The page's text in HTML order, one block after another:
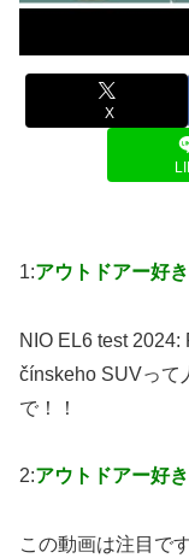
X
1:アウトドアー好き
NIO EL6 test
čínskeho SUVって
で！！
2:アウトドアー好き
この動画は注目です